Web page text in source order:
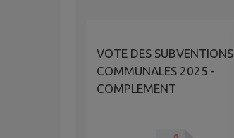
VOTE DES SUBVENTIONS
COMMUNALES 2025 -
COMPLEMENT